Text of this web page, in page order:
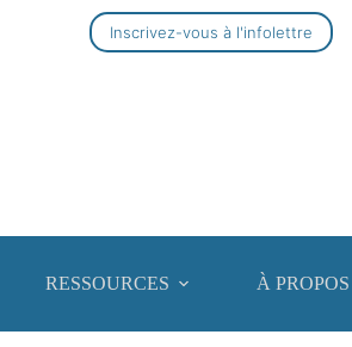
Inscrivez-vous à l'infolettre
RESSOURCES À PROPOS